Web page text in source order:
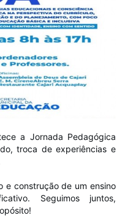
a Jornada Pedagógica
troca de experiências e
e construção de um ensino
Seguimos juntos,